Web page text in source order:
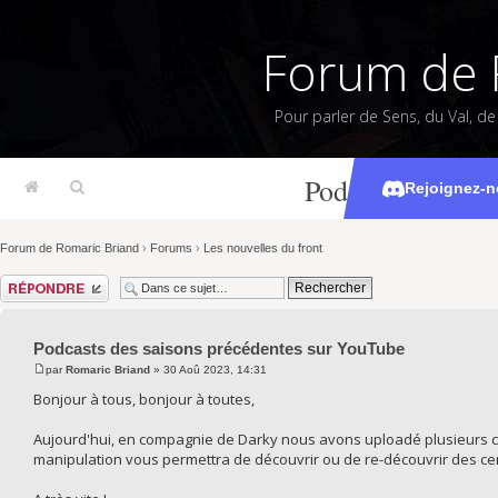
Forum de
Pour parler de Sens, du Val,
Rejoignez-
Podcasts des
Forum de Romaric Briand › Forums › Les nouvelles du front
Répondre
Podcasts des saisons précédentes sur YouTube
parRomaric Briand » 30 Aoû 2023, 14:31
Bonjour à tous, bonjour à toutes,
Aujourd'hui, en compagnie de Darky nous avons uploadé plusieurs
manipulation vous permettra de découvrir ou de re-découvrir des